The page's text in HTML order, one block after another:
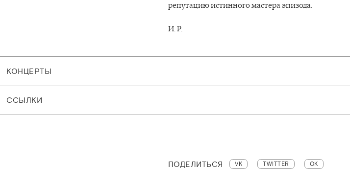
репутацию истинного мастера эпизода.
И. Р.
КОНЦЕРТЫ
CСЫЛКИ
ПОДЕЛИТЬСЯ VK TWITTER OK